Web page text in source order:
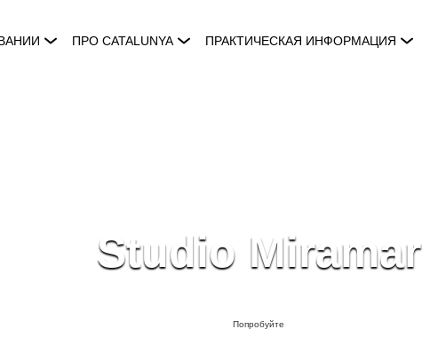
ПРО CATALUNYA ПРАКТИЧЕСКАЯ ИНФОРМАЦИЯ
Studio Miramar
Попробуйте